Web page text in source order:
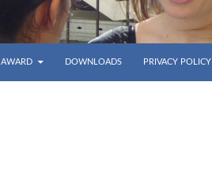
AWARD DOWNLOADS PRIVACY POLICY